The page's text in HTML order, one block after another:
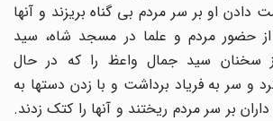
دادن او بر سر مردم بی گناه بریزند و آنها
حضور مردم و علما در مسجد شاه، سید
سخنان سید جمال واعظ را که در حال
و سر به فریاد برداشت و با زدن دستها به
بر سر مردم ریختند و آنها را کتک زدند.